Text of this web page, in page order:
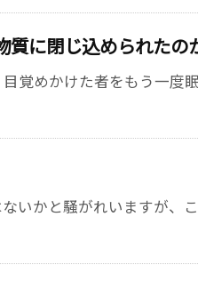
質に閉じ込められたの
覚めかけた者をもう一度
いかと騒がれいますが、